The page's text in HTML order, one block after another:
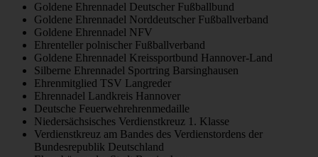
Goldene Ehrennadel Deutscher Fußballbund
Goldene Ehrennadel Norddeutscher Fußballverband
Goldene Ehrennadel NFV
Ehrenteller polnischer Fußballverband
Goldene Ehrennadel Kreissportbund Hannover-Land
Silberne Ehrennadel Sportring Barsinghausen
Ehrenmitglied TSV Langreder
Ehrennadel Landkreis Hannover
Deutsche Feuerwehrehrenmedaille
Niedersächsisches Verdienstkreuz 1. Klasse
Verdienstkreuz am Bandes des Verdienstordens der
Bundesrepublik Deutschland